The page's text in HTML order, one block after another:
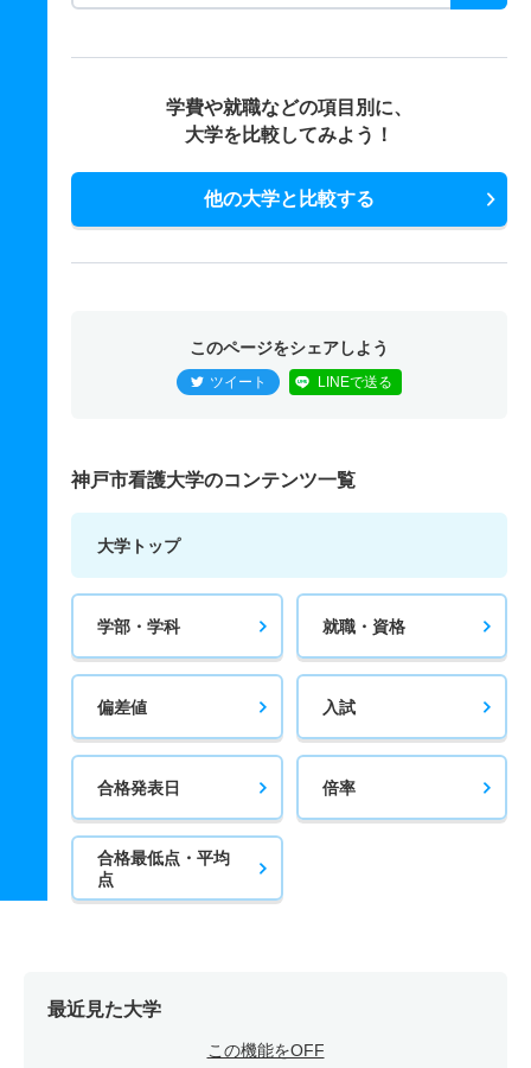
学費や就職などの項目別に、
大学を比較してみよう！
他の大学と比較する
このページをシェアしよう
ツイート LINEで送る
神戸市看護大学のコンテンツ一覧
大学トップ
学部・学科 就職・資格
偏差値 入試
合格発表日 倍率
合格最低点・平均
点
最近見た大学
この機能をOFF